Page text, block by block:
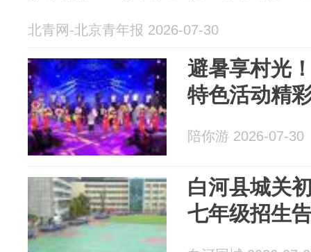
北青网-北京青年报 2026-07-30
避暑享村光
特色活动精
陪你游 2026-07-30
白河县城关
七年级招生